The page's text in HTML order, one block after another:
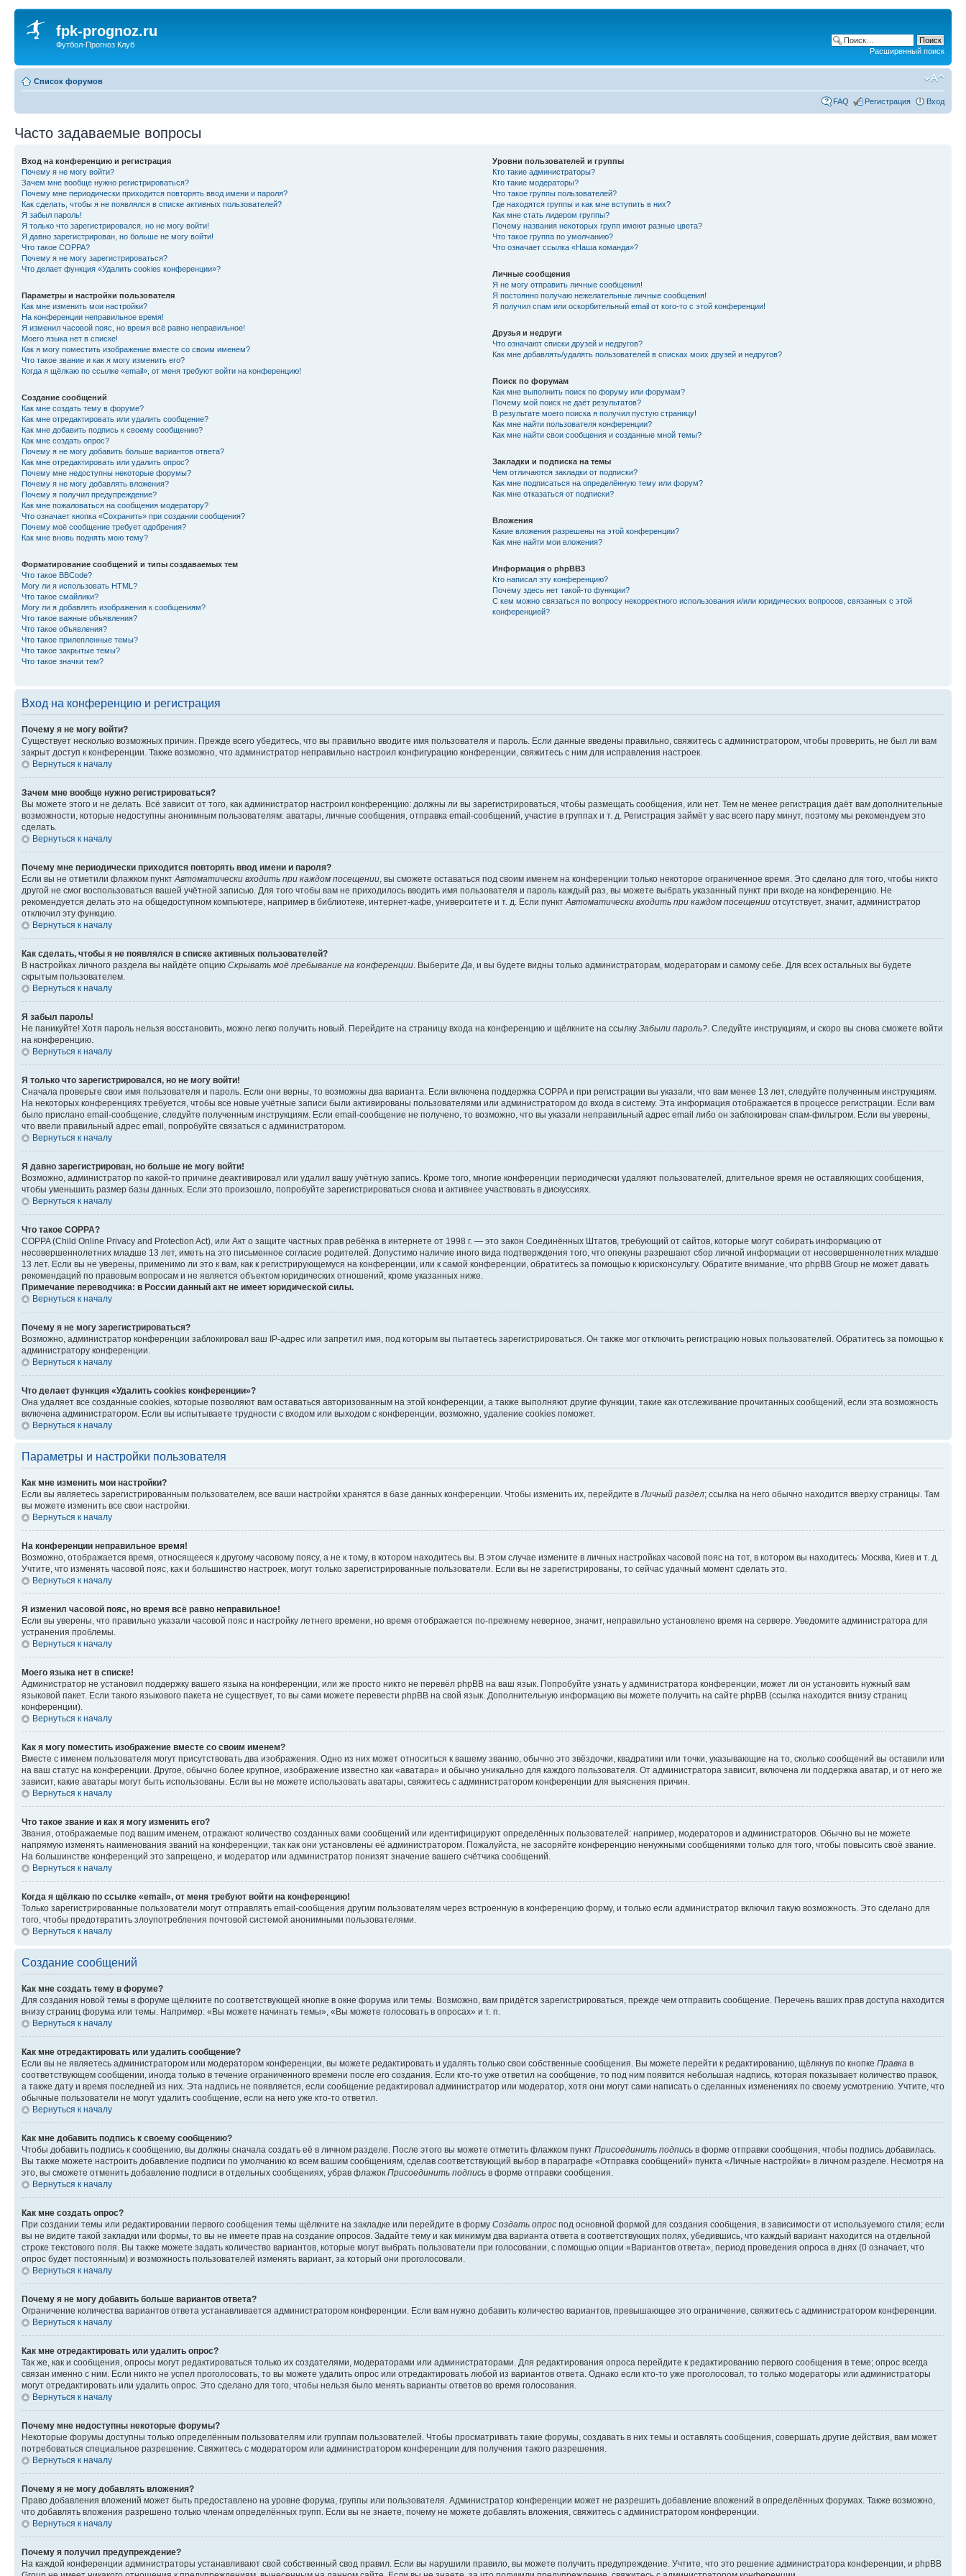
fpk-prognoz.ru
Футбол-Прогноз Клуб
Расширенный поиск
Список форумов
FAQ Регистрация Вход
Часто задаваемые вопросы
Вход на конференцию и регистрация
Почему я не могу войти?
Зачем мне вообще нужно регистрироваться?
Почему мне периодически приходится повторять ввод имени и пароля?
Как сделать, чтобы я не появлялся в списке активных пользователей?
Я забыл пароль!
Я только что зарегистрировался, но не могу войти!
Я давно зарегистрирован, но больше не могу войти!
Что такое COPPA?
Почему я не могу зарегистрироваться?
Что делает функция «Удалить cookies конференции»?
Параметры и настройки пользователя
Как мне изменить мои настройки?
На конференции неправильное время!
Я изменил часовой пояс, но время всё равно неправильное!
Моего языка нет в списке!
Как я могу поместить изображение вместе со своим именем?
Что такое звание и как я могу изменить его?
Когда я щёлкаю по ссылке «email», от меня требуют войти на конференцию!
Создание сообщений
Как мне создать тему в форуме?
Как мне отредактировать или удалить сообщение?
Как мне добавить подпись к своему сообщению?
Как мне создать опрос?
Почему я не могу добавить больше вариантов ответа?
Как мне отредактировать или удалить опрос?
Почему мне недоступны некоторые форумы?
Почему я не могу добавлять вложения?
Почему я получил предупреждение?
Как мне пожаловаться на сообщения модератору?
Что означает кнопка «Сохранить» при создании сообщения?
Почему моё сообщение требует одобрения?
Как мне вновь поднять мою тему?
Форматирование сообщений и типы создаваемых тем
Что такое BBCode?
Могу ли я использовать HTML?
Что такое смайлики?
Могу ли я добавлять изображения к сообщениям?
Что такое важные объявления?
Что такое объявления?
Что такое прилепленные темы?
Что такое закрытые темы?
Что такое значки тем?
Уровни пользователей и группы
Кто такие администраторы?
Кто такие модераторы?
Что такое группы пользователей?
Где находятся группы и как мне вступить в них?
Как мне стать лидером группы?
Почему названия некоторых групп имеют разные цвета?
Что такое группа по умолчанию?
Что означает ссылка «Наша команда»?
Личные сообщения
Я не могу отправить личные сообщения!
Я постоянно получаю нежелательные личные сообщения!
Я получил спам или оскорбительный email от кого-то с этой конференции!
Друзья и недруги
Что означают списки друзей и недругов?
Как мне добавлять/удалять пользователей в списках моих друзей и недругов?
Поиск по форумам
Как мне выполнить поиск по форуму или форумам?
Почему мой поиск не даёт результатов?
В результате моего поиска я получил пустую страницу!
Как мне найти пользователя конференции?
Как мне найти свои сообщения и созданные мной темы?
Закладки и подписка на темы
Чем отличаются закладки от подписки?
Как мне подписаться на определённую тему или форум?
Как мне отказаться от подписки?
Вложения
Какие вложения разрешены на этой конференции?
Как мне найти мои вложения?
Информация о phpBB3
Кто написал эту конференцию?
Почему здесь нет такой-то функции?
С кем можно связаться по вопросу некорректного использования и/или юридических вопросов, связанных с этой
конференцией?
Вход на конференцию и регистрация
Почему я не могу войти?
Существует несколько возможных причин. Прежде всего убедитесь, что вы правильно вводите имя пользователя и пароль. Если данные введены правильно, свяжитесь с администратором, чтобы проверить, не был ли вам
закрыт доступ к конференции. Также возможно, что администратор неправильно настроил конфигурацию конференции, свяжитесь с ним для исправления настроек.
Вернуться к началу
Зачем мне вообще нужно регистрироваться?
Вы можете этого и не делать. Всё зависит от того, как администратор настроил конференцию: должны ли вы зарегистрироваться, чтобы размещать сообщения, или нет. Тем не менее регистрация даёт вам дополнительные
возможности, которые недоступны анонимным пользователям: аватары, личные сообщения, отправка email-сообщений, участие в группах и т. д. Регистрация займёт у вас всего пару минут, поэтому мы рекомендуем это
сделать.
Вернуться к началу
Почему мне периодически приходится повторять ввод имени и пароля?
Если вы не отметили флажком пункт Автоматически входить при каждом посещении , вы сможете оставаться под своим именем на конференции только некоторое ограниченное время. Это сделано для того, чтобы никто
другой не смог воспользоваться вашей учётной записью. Для того чтобы вам не приходилось вводить имя пользователя и пароль каждый раз, вы можете выбрать указанный пункт при входе на конференцию. Не
рекомендуется делать это на общедоступном компьютере, например в библиотеке, интернет-кафе, университете и т. д. Если пункт Автоматически входить при каждом посещении отсутствует, значит, администратор
отключил эту функцию.
Вернуться к началу
Как сделать, чтобы я не появлялся в списке активных пользователей?
В настройках личного раздела вы найдёте опцию Скрывать моё пребывание на конференции . Выберите Да , и вы будете видны только администраторам, модераторам и самому себе. Для всех остальных вы будете
скрытым пользователем.
Вернуться к началу
Я забыл пароль!
Не паникуйте! Хотя пароль нельзя восстановить, можно легко получить новый. Перейдите на страницу входа на конференцию и щёлкните на ссылку Забыли пароль? . Следуйте инструкциям, и скоро вы снова сможете войти
на конференцию.
Вернуться к началу
Я только что зарегистрировался, но не могу войти!
Сначала проверьте свои имя пользователя и пароль. Если они верны, то возможны два варианта. Если включена поддержка COPPA и при регистрации вы указали, что вам менее 13 лет, следуйте полученным инструкциям.
На некоторых конференциях требуется, чтобы все новые учётные записи были активированы пользователями или администратором до входа в систему. Эта информация отображается в процессе регистрации. Если вам
было прислано email-сообщение, следуйте полученным инструкциям. Если email-сообщение не получено, то возможно, что вы указали неправильный адрес email либо он заблокирован спам-фильтром. Если вы уверены,
что ввели правильный адрес email, попробуйте связаться с администратором.
Вернуться к началу
Я давно зарегистрирован, но больше не могу войти!
Возможно, администратор по какой-то причине деактивировал или удалил вашу учётную запись. Кроме того, многие конференции периодически удаляют пользователей, длительное время не оставляющих сообщения,
чтобы уменьшить размер базы данных. Если это произошло, попробуйте зарегистрироваться снова и активнее участвовать в дискуссиях.
Вернуться к началу
Что такое COPPA?
COPPA (Child Online Privacy and Protection Act), или Акт о защите частных прав ребёнка в интернете от 1998 г. — это закон Соединённых Штатов, требующий от сайтов, которые могут собирать информацию от
несовершеннолетних младше 13 лет, иметь на это письменное согласие родителей. Допустимо наличие иного вида подтверждения того, что опекуны разрешают сбор личной информации от несовершеннолетних младше
13 лет. Если вы не уверены, применимо ли это к вам, как к регистрирующемуся на конференции, или к самой конференции, обратитесь за помощью к юрисконсульту. Обратите внимание, что phpBB Group не может давать
рекомендаций по правовым вопросам и не является объектом юридических отношений, кроме указанных ниже.
Примечание переводчика: в России данный акт не имеет юридической силы.
Вернуться к началу
Почему я не могу зарегистрироваться?
Возможно, администратор конференции заблокировал ваш IP-адрес или запретил имя, под которым вы пытаетесь зарегистрироваться. Он также мог отключить регистрацию новых пользователей. Обратитесь за помощью к
администратору конференции.
Вернуться к началу
Что делает функция «Удалить cookies конференции»?
Она удаляет все созданные cookies, которые позволяют вам оставаться авторизованным на этой конференции, а также выполняют другие функции, такие как отслеживание прочитанных сообщений, если эта возможность
включена администратором. Если вы испытываете трудности с входом или выходом с конференции, возможно, удаление cookies поможет.
Вернуться к началу
Параметры и настройки пользователя
Как мне изменить мои настройки?
Если вы являетесь зарегистрированным пользователем, все ваши настройки хранятся в базе данных конференции. Чтобы изменить их, перейдите в Личный раздел; ссылка на него обычно находится вверху страницы. Там
вы можете изменить все свои настройки.
Вернуться к началу
На конференции неправильное время!
Возможно, отображается время, относящееся к другому часовому поясу, а не к тому, в котором находитесь вы. В этом случае измените в личных настройках часовой пояс на тот, в котором вы находитесь: Москва, Киев и т. д.
Учтите, что изменять часовой пояс, как и большинство настроек, могут только зарегистрированные пользователи. Если вы не зарегистрированы, то сейчас удачный момент сделать это.
Вернуться к началу
Я изменил часовой пояс, но время всё равно неправильное!
Если вы уверены, что правильно указали часовой пояс и настройку летнего времени, но время отображается по-прежнему неверное, значит, неправильно установлено время на сервере. Уведомите администратора для
устранения проблемы.
Вернуться к началу
Моего языка нет в списке!
Администратор не установил поддержку вашего языка на конференции, или же просто никто не перевёл phpBB на ваш язык. Попробуйте узнать у администратора конференции, может ли он установить нужный вам
языковой пакет. Если такого языкового пакета не существует, то вы сами можете перевести phpBB на свой язык. Дополнительную информацию вы можете получить на сайте phpBB (ссылка находится внизу страниц
конференции).
Вернуться к началу
Как я могу поместить изображение вместе со своим именем?
Вместе с именем пользователя могут присутствовать два изображения. Одно из них может относиться к вашему званию, обычно это звёздочки, квадратики или точки, указывающие на то, сколько сообщений вы оставили или
на ваш статус на конференции. Другое, обычно более крупное, изображение известно как «аватара» и обычно уникально для каждого пользователя. От администратора зависит, включена ли поддержка аватар, и от него же
зависит, какие аватары могут быть использованы. Если вы не можете использовать аватары, свяжитесь с администратором конференции для выяснения причин.
Вернуться к началу
Что такое звание и как я могу изменить его?
Звания, отображаемые под вашим именем, отражают количество созданных вами сообщений или идентифицируют определённых пользователей: например, модераторов и администраторов. Обычно вы не можете
напрямую изменять наименования званий на конференции, так как они установлены её администратором. Пожалуйста, не засоряйте конференцию ненужными сообщениями только для того, чтобы повысить своё звание.
На большинстве конференций это запрещено, и модератор или администратор понизят значение вашего счётчика сообщений.
Вернуться к началу
Когда я щёлкаю по ссылке «email», от меня требуют войти на конференцию!
Только зарегистрированные пользователи могут отправлять email-сообщения другим пользователям через встроенную в конференцию форму, и только если администратор включил такую возможность. Это сделано для
того, чтобы предотвратить злоупотребления почтовой системой анонимными пользователями.
Вернуться к началу
Создание сообщений
Как мне создать тему в форуме?
Для создания новой темы в форуме щёлкните по соответствующей кнопке в окне форума или темы. Возможно, вам придётся зарегистрироваться, прежде чем отправить сообщение. Перечень ваших прав доступа находится
внизу страниц форума или темы. Например: «Вы можете начинать темы», «Вы можете голосовать в опросах» и т. п.
Вернуться к началу
Как мне отредактировать или удалить сообщение?
Если вы не являетесь администратором или модератором конференции, вы можете редактировать и удалять только свои собственные сообщения. Вы можете перейти к редактированию, щёлкнув по кнопке Правка в
соответствующем сообщении, иногда только в течение ограниченного времени после его создания. Если кто-то уже ответил на сообщение, то под ним появится небольшая надпись, которая показывает количество правок,
а также дату и время последней из них. Эта надпись не появляется, если сообщение редактировал администратор или модератор, хотя они могут сами написать о сделанных изменениях по своему усмотрению. Учтите, что
обычные пользователи не могут удалить сообщение, если на него уже кто-то ответил.
Вернуться к началу
Как мне добавить подпись к своему сообщению?
Чтобы добавить подпись к сообщению, вы должны сначала создать её в личном разделе. После этого вы можете отметить флажком пункт Присоединить подпись в форме отправки сообщения, чтобы подпись добавилась.
Вы также можете настроить добавление подписи по умолчанию ко всем вашим сообщениям, сделав соответствующий выбор в параграфе «Отправка сообщений» пункта «Личные настройки» в личном разделе. Несмотря на
это, вы сможете отменить добавление подписи в отдельных сообщениях, убрав флажок Присоединить подпись в форме отправки сообщения.
Вернуться к началу
Как мне создать опрос?
При создании темы или редактировании первого сообщения темы щёлкните на закладке или перейдите в форму Создать опрос под основной формой для создания сообщения, в зависимости от используемого стиля; если
вы не видите такой закладки или формы, то вы не имеете прав на создание опросов. Задайте тему и как минимум два варианта ответа в соответствующих полях, убедившись, что каждый вариант находится на отдельной
строке текстового поля. Вы также можете задать количество вариантов, которые могут выбрать пользователи при голосовании, с помощью опции «Вариантов ответа», период проведения опроса в днях (0 означает, что
опрос будет постоянным) и возможность пользователей изменять вариант, за который они проголосовали.
Вернуться к началу
Почему я не могу добавить больше вариантов ответа?
Ограничение количества вариантов ответа устанавливается администратором конференции. Если вам нужно добавить количество вариантов, превышающее это ограничение, свяжитесь с администратором конференции.
Вернуться к началу
Как мне отредактировать или удалить опрос?
Так же, как и сообщения, опросы могут редактироваться только их создателями, модераторами или администраторами. Для редактирования опроса перейдите к редактированию первого сообщения в теме; опрос всегда
связан именно с ним. Если никто не успел проголосовать, то вы можете удалить опрос или отредактировать любой из вариантов ответа. Однако если кто-то уже проголосовал, то только модераторы или администраторы
могут отредактировать или удалить опрос. Это сделано для того, чтобы нельзя было менять варианты ответов во время голосования.
Вернуться к началу
Почему мне недоступны некоторые форумы?
Некоторые форумы доступны только определённым пользователям или группам пользователей. Чтобы просматривать такие форумы, создавать в них темы и оставлять сообщения, совершать другие действия, вам может
потребоваться специальное разрешение. Свяжитесь с модератором или администратором конференции для получения такого разрешения.
Вернуться к началу
Почему я не могу добавлять вложения?
Право добавления вложений может быть предоставлено на уровне форума, группы или пользователя. Администратор конференции может не разрешить добавление вложений в определённых форумах. Также возможно,
что добавлять вложения разрешено только членам определённых групп. Если вы не знаете, почему не можете добавлять вложения, свяжитесь с администратором конференции.
Вернуться к началу
Почему я получил предупреждение?
На каждой конференции администраторы устанавливают свой собственный свод правил. Если вы нарушили правило, вы можете получить предупреждение. Учтите, что это решение администратора конференции, и phpBB